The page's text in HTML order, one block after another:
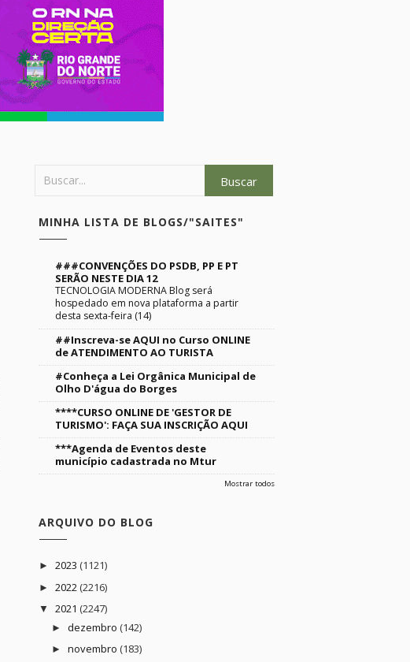
MINHA LISTA DE BLOGS/"SAITES"
###CONVENÇÕES DO PSDB, PP E PT
SERÃO NESTE DIA 12
TECNOLOGIA MODERNA Blog será
hospedado em nova plataforma a partir
desta sexta-feira (14)
##Inscreva-se AQUI no Curso ONLINE
de ATENDIMENTO AO TURISTA
#Conheça a Lei Orgânica Municipal de
Olho D'água do Borges
****CURSO ONLINE DE 'GESTOR DE
TURISMO': FAÇA SUA INSCRIÇÃO AQUI
***Agenda de Eventos deste
município cadastrada no Mtur
Mostrar todos
ARQUIVO DO BLOG
► 2023 (1121)
► 2022 (2216)
▼ 2021 (2247)
► dezembro (142)
► novembro (183)